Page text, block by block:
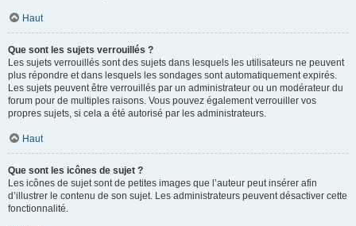
Haut
Que sont les sujets verrouillés ?
Les sujets verrouillés sont des sujets dans lesquels les utilisateurs ne peuvent
plus répondre et dans lesquels les sondages sont automatiquement expirés.
Les sujets peuvent être verrouillés par un administrateur ou un modérateur du
forum pour de multiples raisons. Vous pouvez également verrouiller vos
propres sujets, si cela a été autorisé par les administrateurs.
Haut
Que sont les icônes de sujet ?
Les icônes de sujet sont de petites images que l’auteur peut insérer afin
d’illustrer le contenu de son sujet. Les administrateurs peuvent désactiver cette
fonctionnalité.